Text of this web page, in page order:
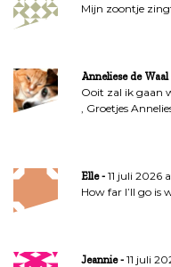
Mijn zoontje
Anneliese de Waal
Ooit zal ik gaan
, Groetjes
Elle
11 juli 2026
How far I’ll go is
Jeannie
11 juli